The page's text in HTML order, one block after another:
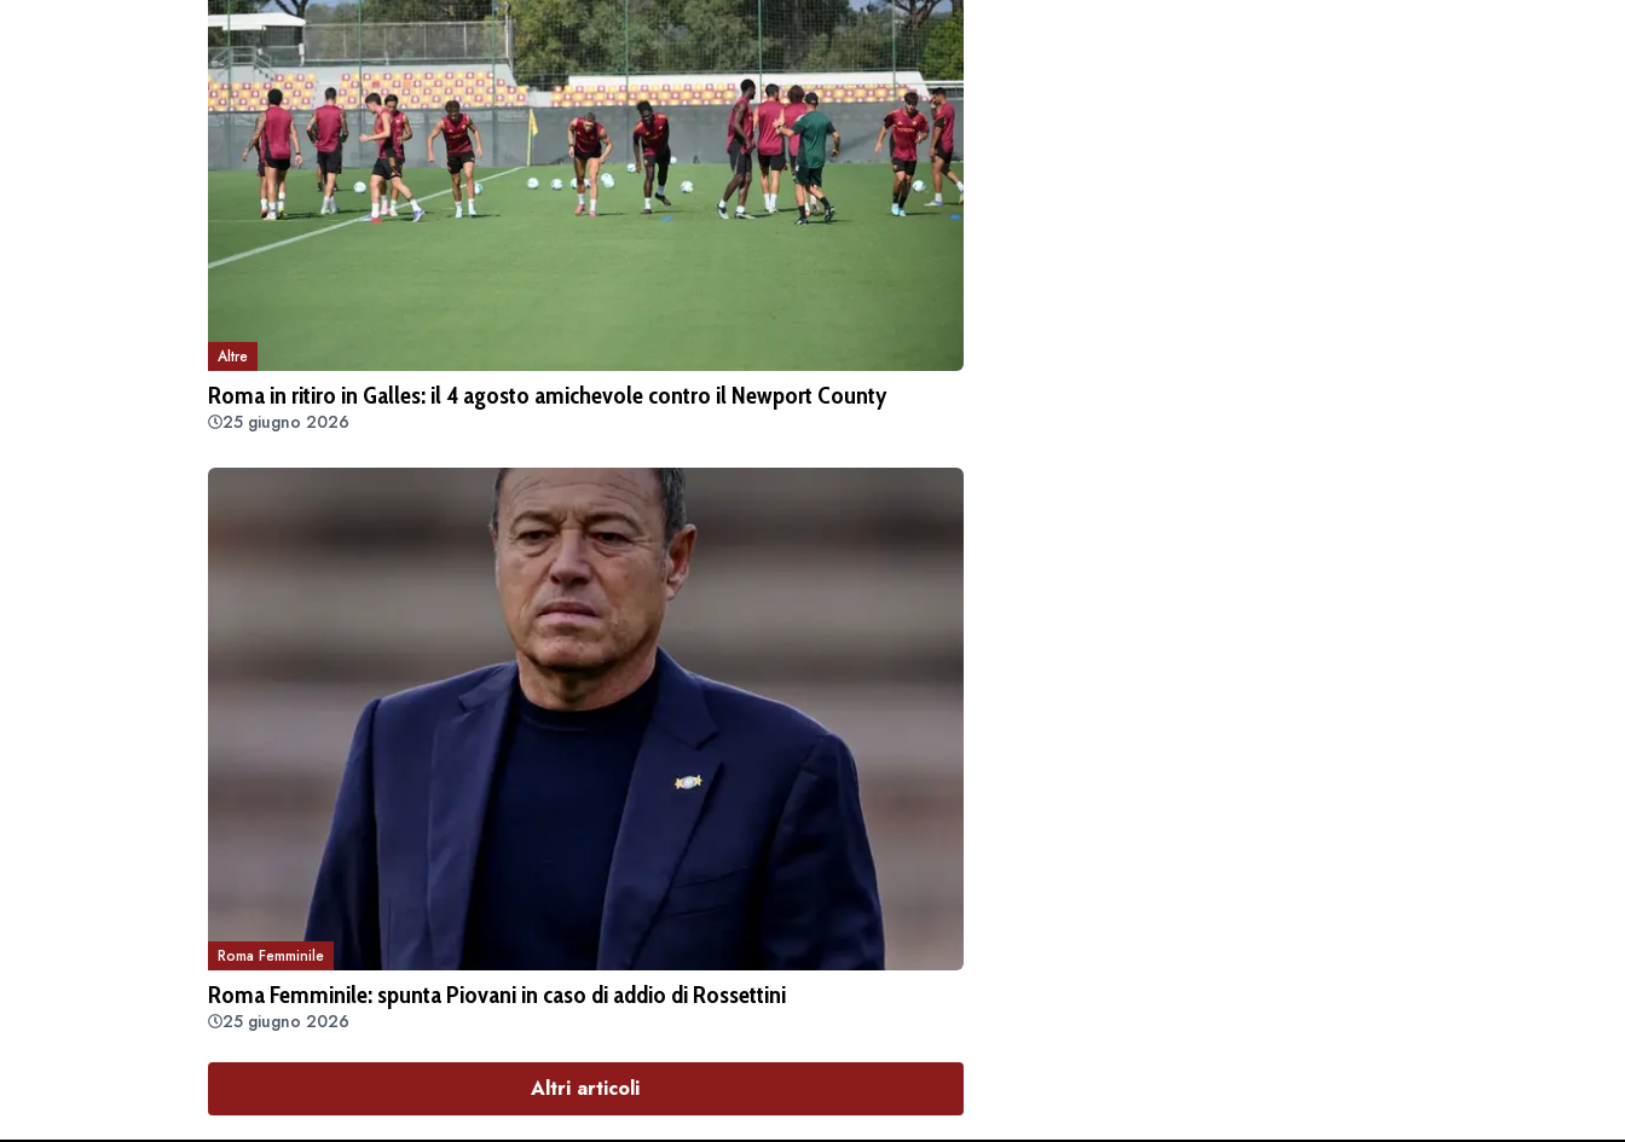
Altre
Roma in ritiro in Galles: il 4 agosto amichevole contro il Newport County
25 giugno 2026
Roma Femminile
Roma Femminile: spunta Piovani in caso di addio di Rossettini
25 giugno 2026
Altri articoli